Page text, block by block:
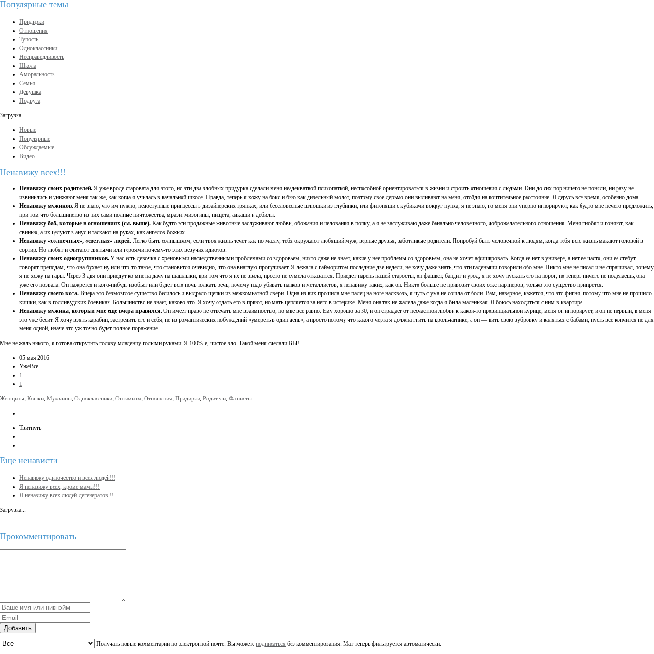
Популярные темы
Придирки
Отношения
Тупость
Одноклассники
Несправедливость
Школа
Аморальность
Семья
Девушка
Подруга
Загрузка...
Новые
Популярные
Обсуждаемые
Видео
Ненавижу всех!!!
Ненавижу своих родителей. Я уже вроде старовата для этого, но эти два злобных придурка сделали меня неадекватной психопаткой, неспособной ориентироваться в жизни и строить отношения с людьми. Они до сих пор ничего не поняли, ни разу не
извинились и унижают меня так же, как когда я училась в начальной школе. Правда, теперь я хожу на бокс и бью как дизельный молот, поэтому свое дерьмо они выливают на меня, отойдя на почтительное расстояние. Я дерусь все время, особенно дома.
Ненавижу мужиков. Я не знаю, что им нужно, недоступные принцессы в дизайнерских тряпках, или бессловесные шлюшки из глубинки, или фитоняши с кубиками вокруг пупка, я не знаю, но меня они упорно игнорируют, как будто мне нечего предложить,
при том что большинство из них сами полные ничтожества, мрази, мизогины, нищета, алкаши и дебилы.
Ненавижу баб, которые в отношениях (см. выше). Как будто эти продажные животные заслуживают любви, обожания и целования в попку, а я не заслуживаю даже банально человечного, доброжелательного отношения. Меня гнобят и гоняют, как
свинью, а их целуют в анус и таскают на руках, как ангелов божьих.
Ненавижу «солнечных», «светлых» людей. Легко быть солнышком, если твоя жизнь течет как по маслу, тебя окружают любящий муж, верные друзья, заботливые родители. Попробуй быть человечной к людям, когда тебя всю жизнь макают головой в
сортир. Но любят и считают святыми или героями почему-то этих везучих идиотов.
Ненавижу своих одногруппников. У нас есть девочка с хреновыми наследственными проблемами со здоровьем, никто даже не знает, какие у нее проблемы со здоровьем, она не хочет афишировать. Когда ее нет в универе, а нет ее часто, они ее стебут,
говорят преподам, что она бухает ну или что-то такое, что становится очевидно, что она внаглую прогуливает. Я лежала с гайморитом последние две недели, не хочу даже знать, что эти гаденыши говорили обо мне. Никто мне не писал и не спрашивал, почему
я не хожу на пары. Через 3 дня они приедут ко мне на дачу на шашлыки, при том что я их не звала, просто не сумела отказаться. Приедет парень нашей старосты, он фашист, бандит и урод, я не хочу пускать его на порог, но теперь ничего не поделаешь, она
уже его позвала. Он нажрется и кого-нибудь изобьет или будет всю ночь толкать речь, почему надо убивать панков и металлистов, я ненавижу таких, как он. Никто больше не привозит своих секс партнеров, только это существо припрется.
Ненавижу своего кота. Вчера это безмозглое существо бесилось и выдрало щепки из межкомнатной двери. Одна из них прошила мне палец на ноге насквозь, я чуть с ума не сошла от боли. Вам, наверное, кажется, что это фигня, потому что мне не прошило
кишки, как в голливудских боевиках. Большинство не знает, каково это. Я хочу отдать его в приют, но мать цепляется за него в истерике. Меня она так не жалела даже когда я была маленькая. Я боюсь находиться с ним в квартире.
Ненавижу мужика, который мне еще вчера нравился. Он имеет право не отвечать мне взаимностью, но мне все равно. Ему хорошо за 30, и он страдает от несчастной любви к какой-то провинциальной курице, меня он игнорирует, и он не первый, и меня
это уже бесит. Я хочу взять карабин, застрелить его и себя, не из романтических побуждений «умереть в один день», а просто потому что какого черта я должна гнить на крольчатнике, а он — пить свою зубровку и валяться с бабами; пусть все кончится не для
меня одной, иначе это уж точно будет полное поражение.
Мне не жаль никого, я готова открутить голову младенцу голыми руками. Я 100%-е, чистое зло. Такой меня сделали ВЫ!
05 мая 2016
УжеВсе
1
1
Женщины, Кошки, Мужчины, Одноклассники, Оптимизм, Отношения, Придирки, Родители, Фашисты
Твитнуть
Еще ненависти
Ненавижу одиночество и всех людей!!!
Я ненавижу всех, кроме мамы!!!
Я ненавижу всех людей-дегенератов!!!
Загрузка...
Прокомментировать
Добавить
Получать новые комментарии по электронной почте. Вы можете подписаться без комментирования. Мат теперь фильтруется автоматически.